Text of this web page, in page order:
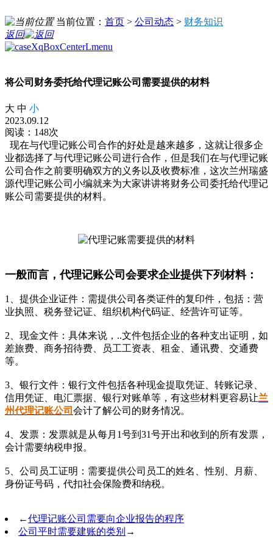
当前位置： 首页 > 公司动态 > 财务知识
返回
将公司财务委托给代理记账公司需要提供的材料
大 中 小
2023.09.12
阅读：148次
现在与代理记账公司合作的好处是越来越多，这就让很多企
业都选择了与代理记账公司进行合作，但是我们在与代理记账
公司合作之前要明确双方的义务以及收费标准，这次兰州瑞盛
源代理记账公司小编就来为大家讲讲将财务公司委托给代理记
账公司需要提供的材料。
一般而言，代理记账公司会要求企业提供下列材料：
1、提供企业证件：需提供公司各类证件的复印件，包括：营
业执照、税务登记证、组织机构代码证、经营许可证等。
2、现金文件：具体来说，..文件包括企业的各种支出证明，如
差旅费、商务招待费、员工工资表、租金、通讯费、交通费
等。
3、银行文件：银行文件包括各种现金提取凭证、转账记录、
信用凭证、电汇票据、银行对账单等，有这些材料更容易让兰
州代理记账公司 会计了解公司的财务情况。
4、发票：发票就是从每月1号到31号开出和收到的所有发票，
会计需要纳税申报。
5、公司员工证明：需要提供公司员工的姓名、性别、月薪、
身份证号码，代扣社会保险费和纳税。
←代理记账公司需要向企业报告的程序
公司平时需要建账的类别 →